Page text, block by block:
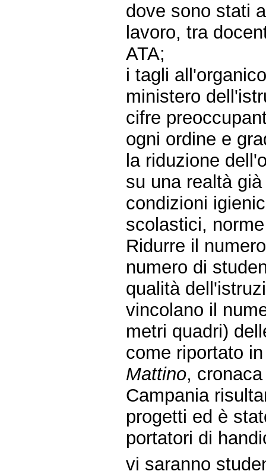
dove sono stati
lavoro, tra
ATA;
i tagli
ministero
cifre
ogni ordine e
la riduzione
su una realtà
condizioni
scolastici,
Ridurre il
numero di
qualità
vincolano il
metri quadri)
come riportato
Mattino,
Campania
progetti ed è
portatori di
vi saranno